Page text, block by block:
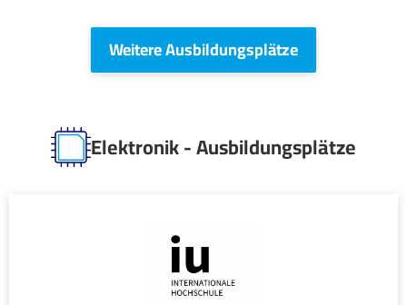
Weitere Ausbildungsplätze
Elektronik - Ausbildungsplätze